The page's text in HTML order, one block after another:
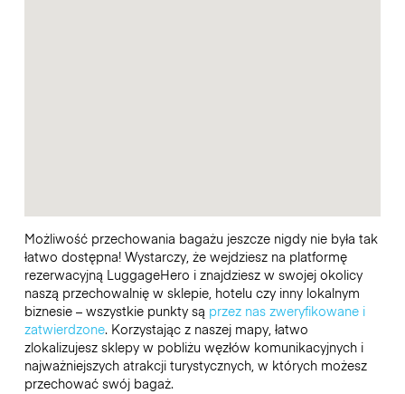
Możliwość przechowania bagażu jeszcze nigdy nie była tak
łatwo dostępna! Wystarczy, że wejdziesz na platformę
rezerwacyjną LuggageHero i znajdziesz w swojej okolicy
naszą przechowalnię w sklepie, hotelu czy inny lokalnym
biznesie – wszystkie punkty są przez nas zweryfikowane i
zatwierdzone. Korzystając z naszej mapy, łatwo
zlokalizujesz sklepy w pobliżu węzłów komunikacyjnych i
najważniejszych atrakcji turystycznych, w których możesz
przechować swój bagaż.